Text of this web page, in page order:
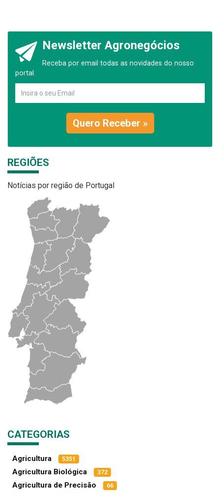
Newsletter Agronegócios
Receba por email todas as novidades do nosso
portal.
Quero Receber »
REGIÕES
Notícias por região de Portugal
CATEGORIAS
Agricultura 5351
Agricultura Biológica 372
Agricultura de Precisão 66